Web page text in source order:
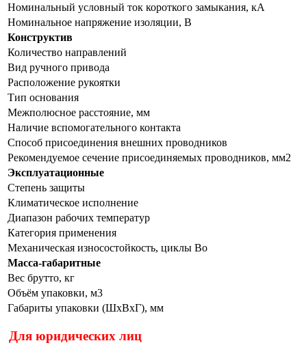
Номинальный условный ток короткого замыкания, кА
Номинальное напряжение изоляции, В
Конструктив
Количество направлений
Вид ручного привода
Расположение рукоятки
Тип основания
Межполюсное расстояние, мм
Наличие вспомогательного контакта
Способ присоединения внешних проводников
Рекомендуемое сечение присоединяемых проводников, мм2
Эксплуатационные
Степень защиты
Климатическое исполнение
Диапазон рабочих температур
Категория применения
Механическая износостойкость, циклы Во
Масса-габаритные
Вес брутто, кг
Объём упаковки, м3
Габариты упаковки (ШхВхГ), мм
Для юридических лиц